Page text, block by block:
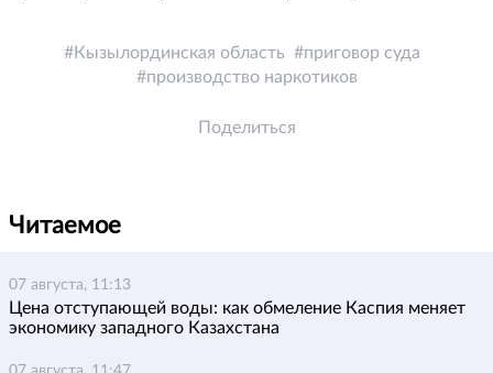
Кызылординская область
приговор суда
производство наркотиков
Поделиться
Читаемое
07 августа, 11:13
Цена отступающей воды: как обмеление Каспия меняет
экономику западного Казахстана